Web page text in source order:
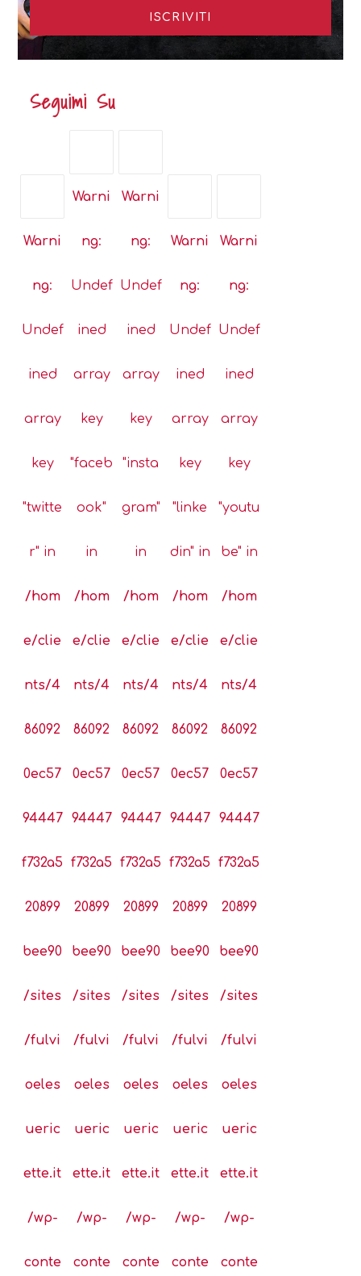
Seguimi Su
Warni
ng:
Undef
ined
array
key
"twitte
r" in
/hom
e/clie
nts/4
86092
0ec57
94447
f732a5
20899
bee90
/sites
/fulvi
oeles
ueric
ette.it
/wp-
conte
in
new
Warni
ng:
Undef
ined
array
key
"faceb
ook"
in
/hom
e/clie
nts/4
86092
0ec57
94447
f732a5
20899
bee90
/sites
/fulvi
oeles
ueric
ette.it
/wp-
conte
in
new
Warni
ng:
Undef
ined
array
key
"insta
gram"
in
/hom
e/clie
nts/4
86092
0ec57
94447
f732a5
20899
bee90
/sites
/fulvi
oeles
ueric
ette.it
/wp-
conte
in
new
Warni
ng:
Undef
ined
array
key
"linke
din" in
/hom
e/clie
nts/4
86092
0ec57
94447
f732a5
20899
bee90
/sites
/fulvi
oeles
ueric
ette.it
/wp-
conte
in
new
Warni
ng:
Undef
ined
array
key
"youtu
be" in
/hom
e/clie
nts/4
86092
0ec57
94447
f732a5
20899
bee90
/sites
/fulvi
oeles
ueric
ette.it
/wp-
conte
in
new